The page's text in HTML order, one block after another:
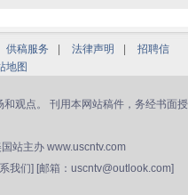
供稿服务 | 法律声明 |
招聘信
地图
观点。 刊用本网站稿件，务经书面授
站主办 www.uscntv.com
我们] [邮箱：uscntv@outlook.com]